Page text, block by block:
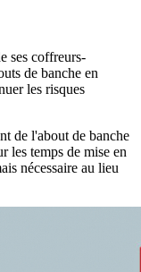
ses coffreurs-
de banche en
les risques
de l'about de banche
les temps de mise en
nécessaire au lieu